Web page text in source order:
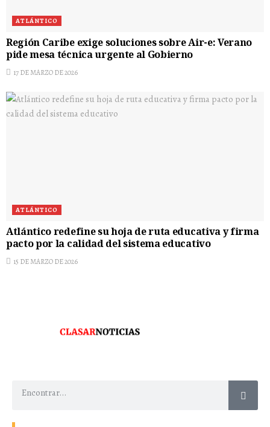
ATLÁNTICO
Región Caribe exige soluciones sobre Air-e: Verano
pide mesa técnica urgente al Gobierno
17 DE MARZO DE 2026
ATLÁNTICO
Atlántico redefine su hoja de ruta educativa y firma
pacto por la calidad del sistema educativo
15 DE MARZO DE 2026